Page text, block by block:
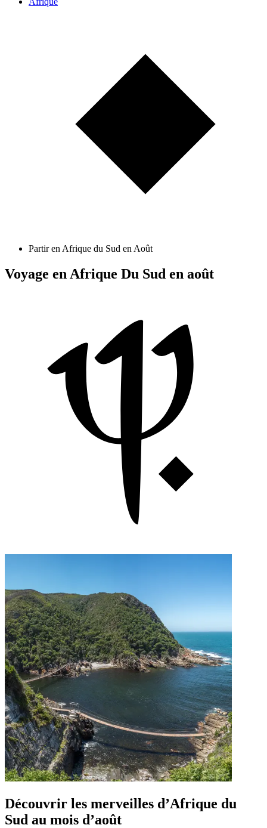
Partir en Afrique du Sud en Août
Voyage en Afrique Du Sud en août
Découvrir les merveilles d’Afrique du
Sud au mois d’août